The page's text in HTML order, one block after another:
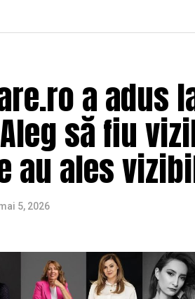
a adus
să fiu
au ales
5, 2026